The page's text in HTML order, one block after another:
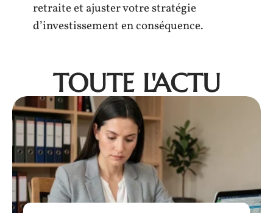
retraite et ajuster votre stratégie
d’investissement en conséquence.
TOUTE L'ACTU